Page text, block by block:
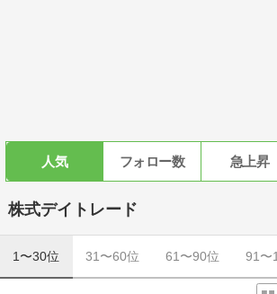
人気 フォロー数 急上昇
株式デイトレード
1〜30位 31〜60位 61〜90位 91〜